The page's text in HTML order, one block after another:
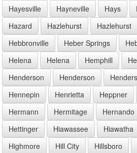
Hayesville
Hayneville Hays
Hazard
Hazlehurst Hazlehurst
Hebbronville
Heber Springs
Helena
Helena Hemphill
Henderson
Henderson
Hennepin
Henrietta Heppner
Hermann
Hermitage Hernando
Hettinger
Hiawassee Hiawatha
Highmore
Hill City Hillsboro